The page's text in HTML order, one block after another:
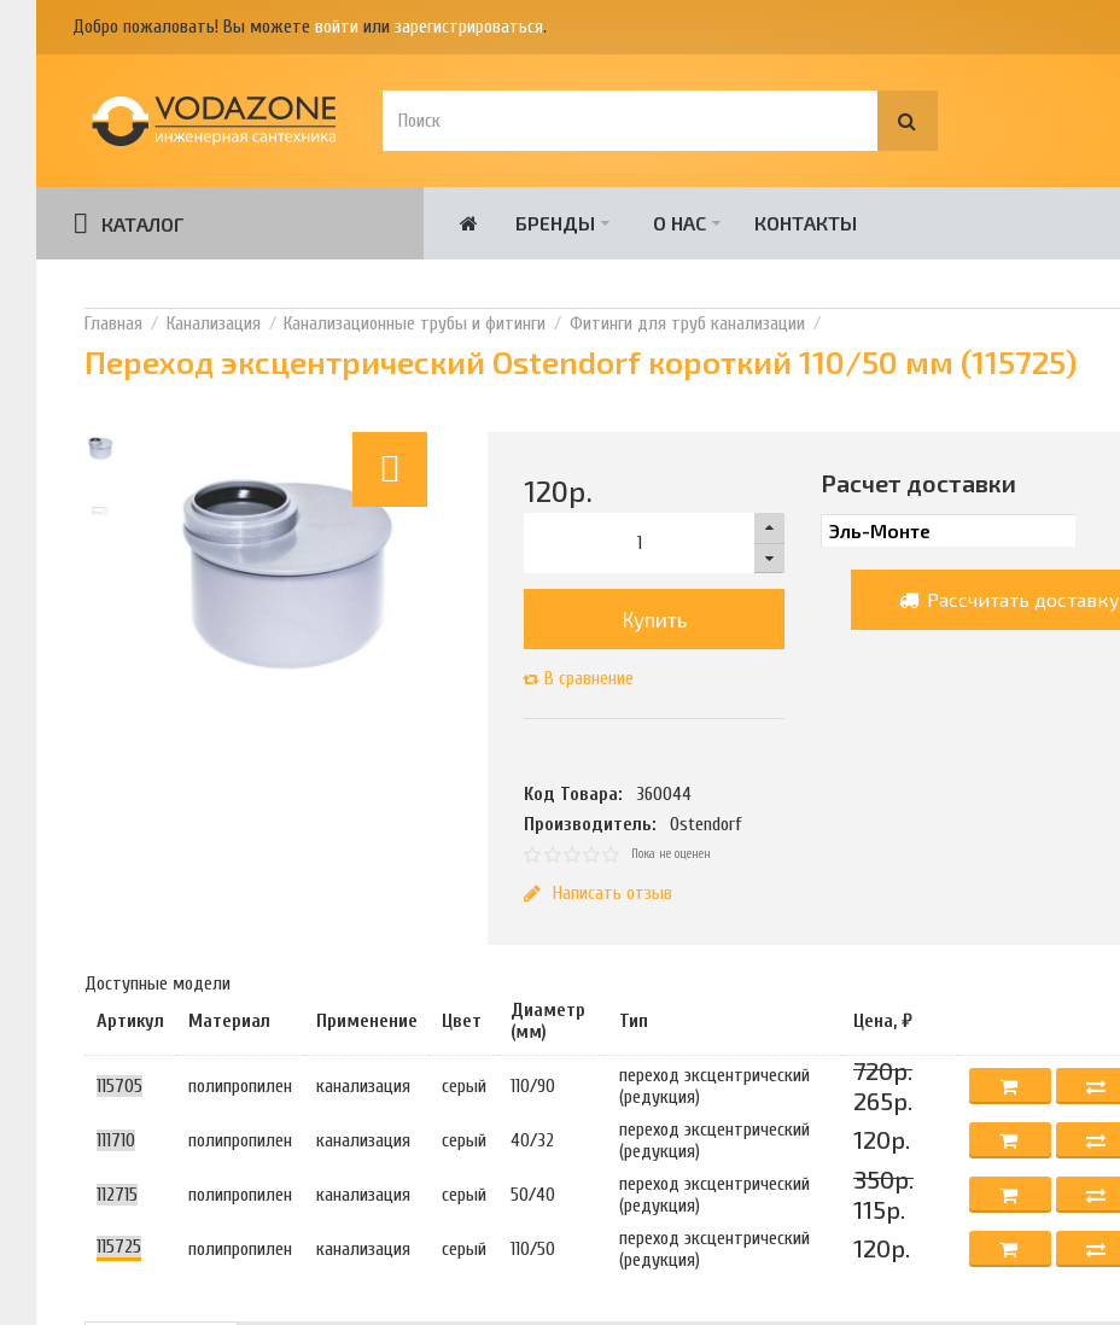
Добро пожаловать! Вы можете войти или зарегистрироваться.
КАТАЛОГ БРЕНДЫ О НАС КОНТАКТЫ
Канализация Канализационные трубы и фитинги Фитинги для труб канализации
Переход эксцентрический Ostendorf короткий 110/50 мм (115725)
120р.
Купить
В сравнение
Код Товара:
360044
Производитель:
Ostendorf
Пока не оценен
Написать отзыв
Расчет доставки
Рассчитать доставку
Доступные модели
Артикул
Материал Применение Цвет
Диаметр
(мм)
Тип Цена, ₽
115705 полипропилен канализация серый 110/90
переход эксцентрический
(редукция)
720р.
265р.
111710 полипропилен канализация серый 40/32
переход эксцентрический
(редукция)
120р.
112715 полипропилен канализация серый 50/40
переход эксцентрический
(редукция)
350р.
115р.
115725 полипропилен канализация серый 110/50
переход эксцентрический
(редукция)
120р.